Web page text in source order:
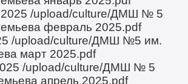
2025/upload/culture/ДМШ № 5
февраль 2025.pdf
/upload/culture/ДМШ №5 им.
март 2025.pdf
/upload/culture/ДМШ № 5
апрель 2025.pdf